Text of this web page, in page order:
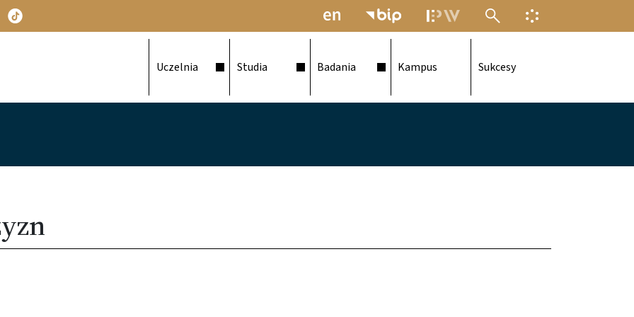
MENU ELEKTRONICZNEJINFORMACJA O
Uczelnia Studia Badania Kampus Sukcesy